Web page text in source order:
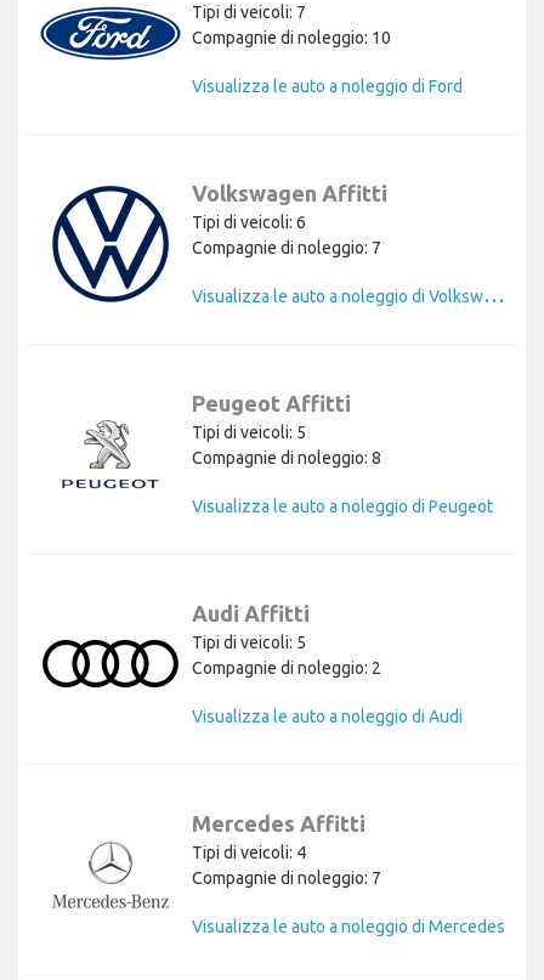
Tipi di veicoli: 7
Compagnie di noleggio: 10
Visualizza le auto a noleggio di Ford
Volkswagen Affitti
Tipi di veicoli: 6
Compagnie di noleggio: 7
V
isualizza le auto a noleggio di Volkswagen
Peugeot Affitti
Tipi di veicoli: 5
Compagnie di noleggio: 8
Visualizza le auto a noleggio di Peugeot
Audi Affitti
Tipi di veicoli: 5
Compagnie di noleggio: 2
Visualizza le auto a noleggio di Audi
Mercedes Affitti
Tipi di veicoli: 4
Compagnie di noleggio: 7
Visualizza le auto a noleggio di Mercedes